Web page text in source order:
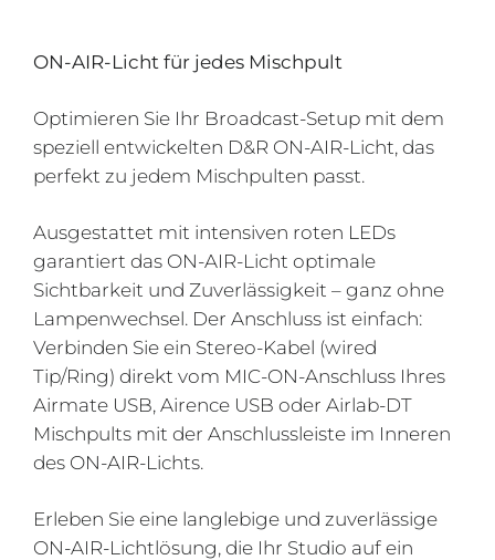
ON-AIR-Licht für jedes Mischpult
Optimieren Sie Ihr Broadcast-Setup mit dem
speziell entwickelten D&R ON-AIR-Licht, das
perfekt zu jedem Mischpulten passt.
Ausgestattet mit intensiven roten LEDs
garantiert das ON-AIR-Licht optimale
Sichtbarkeit und Zuverlässigkeit – ganz ohne
Lampenwechsel. Der Anschluss ist einfach:
Verbinden Sie ein Stereo-Kabel (wired
Tip/Ring) direkt vom MIC-ON-Anschluss Ihres
Airmate USB, Airence USB oder Airlab-DT
Mischpults mit der Anschlussleiste im Inneren
des ON-AIR-Lichts.
Erleben Sie eine langlebige und zuverlässige
ON-AIR-Lichtlösung, die Ihr Studio auf ein